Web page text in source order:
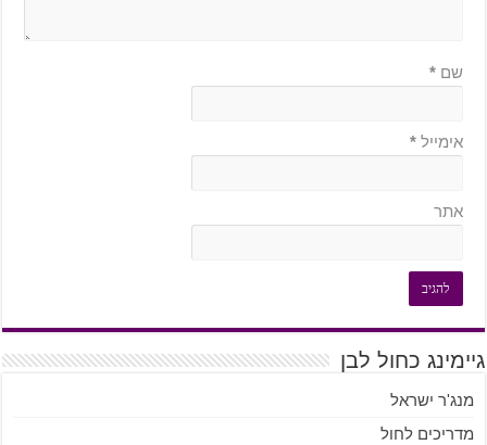
שם *
אימייל *
אתר
גיימינג כחול לבן
מנג'ר ישראל
מדריכים לחול